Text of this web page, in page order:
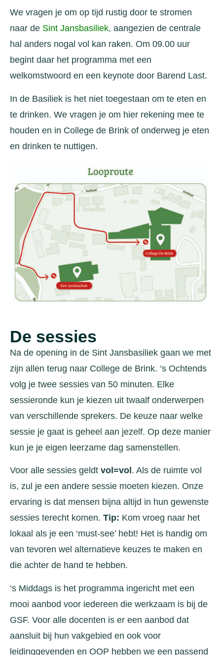
We vragen je om op tijd rustig door te stromen
naar de Sint Jansbasiliek, aangezien de centrale
hal anders nogal vol kan raken. Om 09.00 uur
begint daar het programma met een
welkomstwoord en een keynote door Barend Last.
In de Basiliek is het niet toegestaan om te eten en
te drinken. We vragen je om hier rekening mee te
houden en in College de Brink of onderweg je eten
en drinken te nuttigen.
De sessies
Na de opening in de Sint Jansbasiliek gaan we met
zijn allen terug naar College de Brink. ‘s Ochtends
volg je twee sessies van 50 minuten. Elke
sessieronde kun je kiezen uit twaalf onderwerpen
van verschillende sprekers. De keuze naar welke
sessie je gaat is geheel aan jezelf. Op deze manier
kun je je eigen leerzame dag samenstellen.
Voor alle sessies geldt vol=vol . Als de ruimte vol
is, zul je een andere sessie moeten kiezen. Onze
ervaring is dat mensen bijna altijd in hun gewenste
sessies terecht komen. Tip: Kom vroeg naar het
lokaal als je een ‘must-see’ hebt! Het is handig om
van tevoren wel alternatieve keuzes te maken en
die achter de hand te hebben.
‘s Middags is het programma ingericht met een
mooi aanbod voor iedereen die werkzaam is bij de
GSF. Voor alle docenten is er een aanbod dat
aansluit bij hun vakgebied en ook voor
leidinggevenden en OOP hebben we een passend